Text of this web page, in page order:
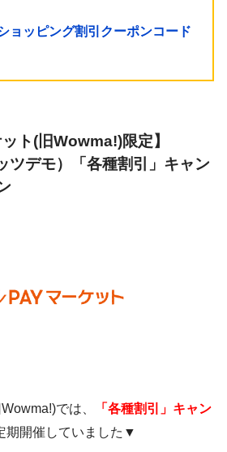
ョッピング割引クーポンコード
ト(旧Wowma!)限定】
ツデモ）「各種割引」キャン
では、
「各種割引」キャン
期開催していました▼